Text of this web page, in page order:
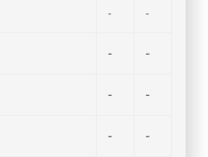
- -
- -
- -
- -